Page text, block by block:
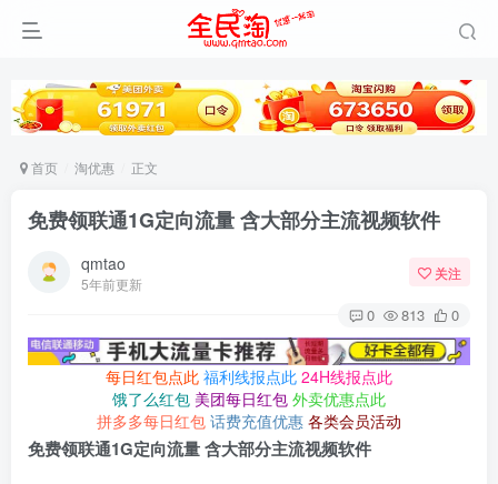
首页 淘优惠 正文
免费领联通1G定向流量 含大部分主流视频软件
qmtao
5年前更新
关注
0 813 0
每日红包点此 福利线报点此 24H线报点此
饿了么红包 美团每日红包 外卖优惠点此
拼多多每日红包 话费充值优惠 各类会员活动
免费领联通1G定向流量 含大部分主流视频软件